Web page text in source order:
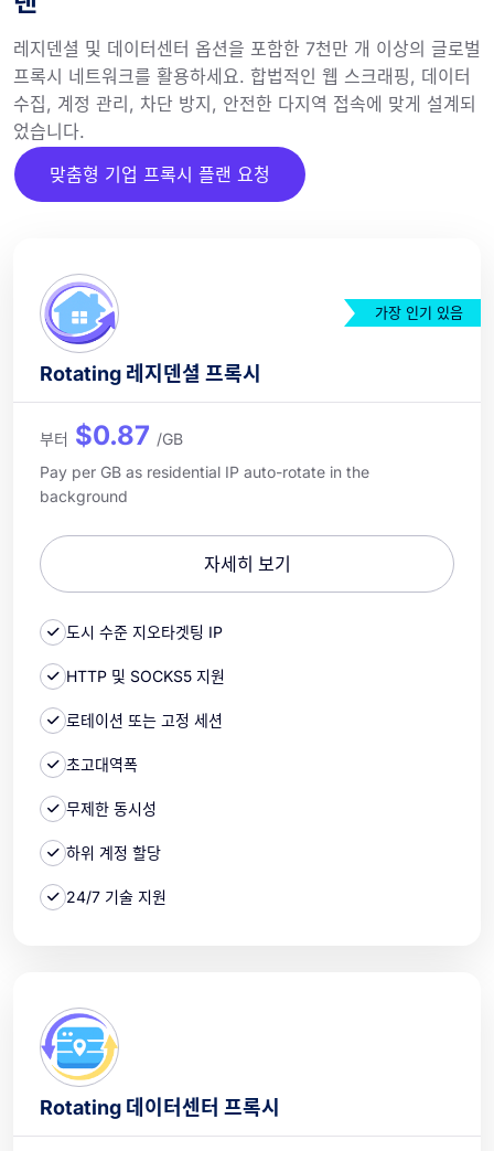
레지덴셜 및 데이터센터 옵션을 포함한 7천만 개 이상의 글로벌
프록시 네트워크를 활용하세요. 합법적인 웹 스크래핑, 데이터
수집, 계정 관리, 차단 방지, 안전한 다지역 접속에 맞게 설계되
었습니다.
맞춤형 기업 프록시 플랜 요청
가장 인기 있음
Rotating 레지덴셜 프록시
부터 $0.87 /GB
Pay per GB as residential IP auto-rotate in the
background
자세히 보기
도시 수준 지오타겟팅 IP
HTTP 및 SOCKS5 지원
로테이션 또는 고정 세션
초고대역폭
무제한 동시성
하위 계정 할당
24/7 기술 지원
Rotating 데이터센터 프록시